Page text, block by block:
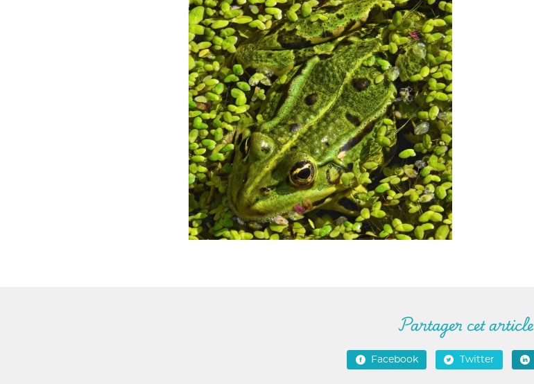
Partager cet article
Facebook Twitter